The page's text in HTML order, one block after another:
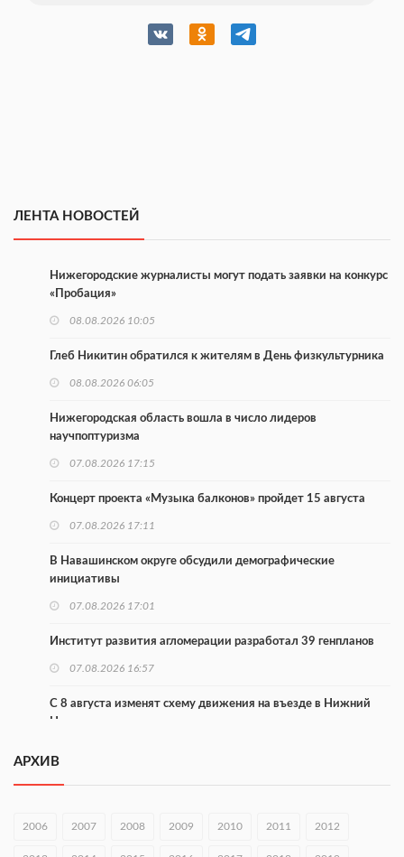
ЛЕНТА НОВОСТЕЙ
Нижегородские журналисты могут подать заявки на конкурс
«Пробация»
08.08.2026 10:05
Глеб Никитин обратился к жителям в День физкультурника
08.08.2026 06:05
Нижегородская область вошла в число лидеров
научпоптуризма
07.08.2026 17:15
Концерт проекта «Музыка балконов» пройдет 15 августа
07.08.2026 17:11
В Навашинском округе обсудили демографические
инициативы
07.08.2026 17:01
Институт развития агломерации разработал 39 генпланов
07.08.2026 16:57
С 8 августа изменят схему движения на въезде в Нижний
Новгород
В Нижегородской области прошло заседание АТК и
07.08.2026 14:54
АРХИВ
2006 2007 2008 2009 2010 2011 2012